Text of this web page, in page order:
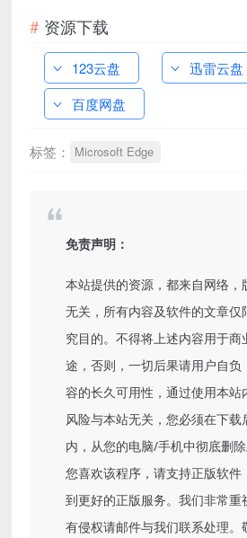
资源下载
123云盘
迅雷云盘
百度网盘
标签： Microsoft Edge
免责声明：
本站提供的资源，都来自网络，
无关，所有内容及软件的文章仅
究目的。不得将上述内容用于商
途，否则，一切后果请用户自负
容的长久可用性，通过使用本站
风险与本站无关，您必须在下载
内，从您的电脑/手机中彻底删
您喜欢该程序，请支持正版软件
到更好的正版服务。我们非常重
有侵权请邮件与我们联系处理。